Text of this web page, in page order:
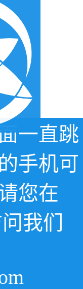
一直跳
手机可
您在
我们